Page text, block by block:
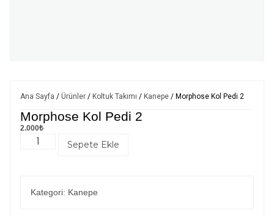
Ana Sayfa / Ürünler / Koltuk Takımı / Kanepe / Morphose Kol Pedi 2
Morphose Kol Pedi 2
2.000₺
Sepete Ekle
Kategori: Kanepe